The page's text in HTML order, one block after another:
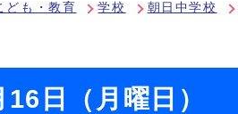
ども・教育 学校 朝日中学校
日（月曜日）